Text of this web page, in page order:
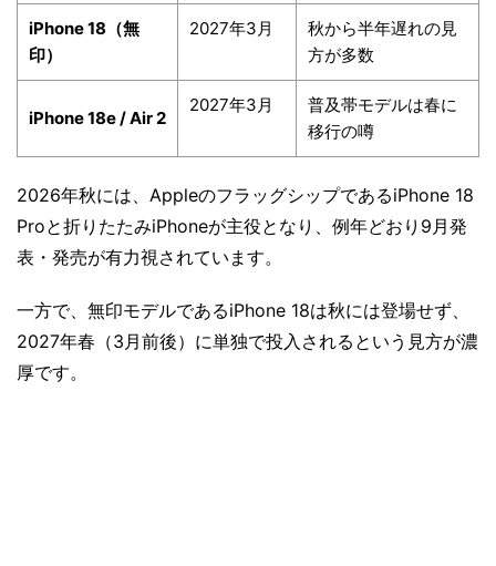
iPhone 18（無
印）
2027年3月
秋から半年遅れの見
方が多数
iPhone 18e / Air 2
2027年3月
普及帯モデルは春に
移行の噂
2026年秋には、AppleのフラッグシップであるiPhone 18
Proと折りたたみiPhoneが主役となり、例年どおり9月発
表・発売が有力視されています。
一方で、無印モデルであるiPhone 18は秋には登場せず、
2027年春（3月前後）に単独で投入されるという見方が濃
厚です。